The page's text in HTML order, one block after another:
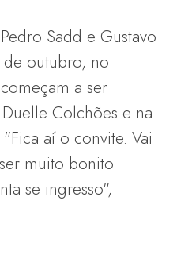
Sadd e Gustavo
outubro, no
a ser
Colchões e na
aí o convite. Vai
muito bonito
se ingresso",